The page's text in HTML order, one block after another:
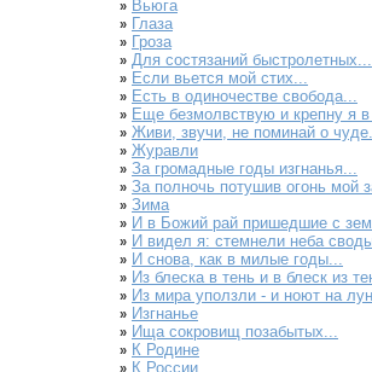
» Вьюга
» Глаза
» Гроза
» Для состязаний быстролетных...
» Если вьется мой стих...
» Есть в одиночестве свобода...
» Еще безмолвствую и крепну я
» Живи, звучи, не поминай о
» Журавли
» За громадные годы изгнанья...
» За полночь потушив огонь мой
» Зима
» И в Божий рай пришедшие с
» И видел я: стемнели неба
» И снова, как в милые годы...
» Из блеска в тень и в блеск из
» Из мира уползли - и ноют на
» Изгнанье
» Ища сокровищ позабытых...
» К Родине
» К России